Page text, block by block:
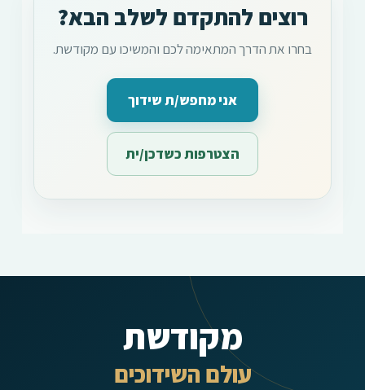
רוצים להתקדם לשלב הבא?
בחרו את הדרך המתאימה לכם והמשיכו עם מקודשת.
אני מחפש/ת שידוך
הצטרפות כשדכן/ית
מקודשת
עולם השידוכים